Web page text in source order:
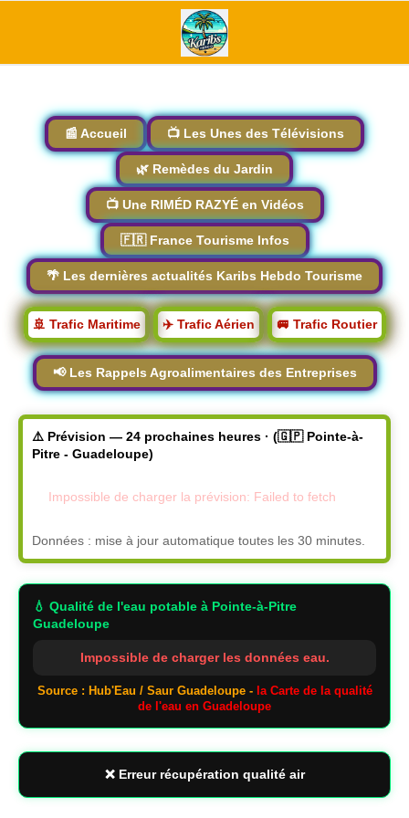
📰 Accueil 📺 Les Unes des Télévisions
🌿 Remèdes du Jardin
📺 Une RIMÉD RAZYÉ en Vidéos
🇫🇷 France Tourisme Infos
🌴 Les dernières actualités Karibs Hebdo Tourisme
🚢 Trafic Maritime ✈️ Trafic Aérien 🚐 Trafic Routier
📢 Les Rappels Agroalimentaires des Entreprises
⚠️ Prévision — 24 prochaines heures · (🇬🇵 Pointe-à-
Pitre - Guadeloupe)
Impossible de charger la prévision: Failed to fetch
Données : mise à jour automatique toutes les 30 minutes.
💧 Qualité de l'eau potable à Pointe-à-Pitre
Guadeloupe
Impossible de charger les données eau.
Source : Hub'Eau / Saur Guadeloupe - la Carte de la qualité
de l'eau en Guadeloupe
❌ Erreur récupération qualité air